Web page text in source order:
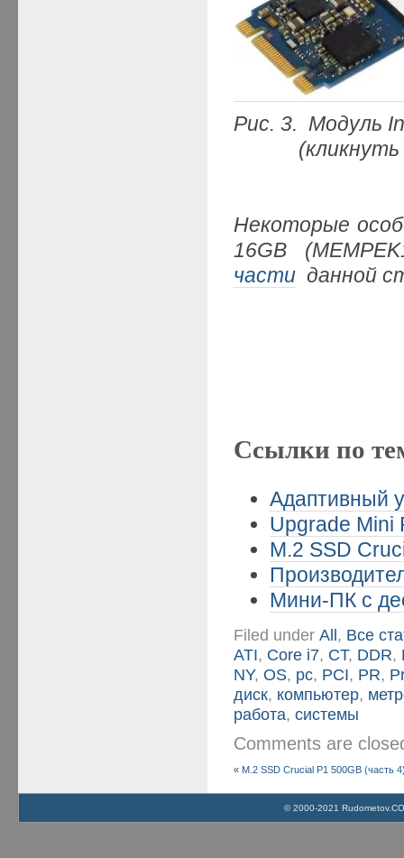
Рис. 3. Модуль
(кликнуть
Некоторые
16GB (
части данной
Ссылки по
Адаптивный
Upgrade Mini
M.2 SSD
Мини-ПК с
Filed underAll, Все
ATI, Core i7, CT, DDR,
NY,OS, pc, PCI, PR,
диск, компьютер,
работа,системы
Comments are
« M.2 SSD Crucial P1 500GB (часть
© 2000-2021